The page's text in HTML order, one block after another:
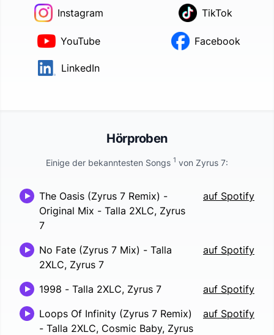
Instagram TikTok
YouTube Facebook
LinkedIn
Hörproben
Einige der bekanntesten Songs 1 von Zyrus 7:
The Oasis (Zyrus 7 Remix) -
Original Mix - Talla 2XLC, Zyrus
7
auf Spotify
No Fate (Zyrus 7 Mix) - Talla
2XLC, Zyrus 7
auf Spotify
1998 - Talla 2XLC, Zyrus 7
auf Spotify
Loops Of Infinity (Zyrus 7 Remix)
- Talla 2XLC, Cosmic Baby, Zyrus
auf Spotify